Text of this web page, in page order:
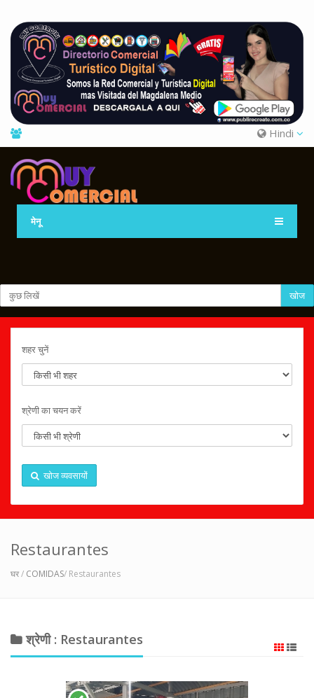
Hindi
मेनू
खोज
शहर चुनें
श्रेणी का चयन करें
खोज व्यवसायों
Restaurantes
घर/ COMIDAS/ Restaurantes
श्रेणी : Restaurantes